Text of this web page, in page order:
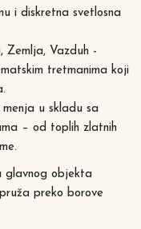
i diskretna svetlosna
Zemlja, Vazduh -
tretmanima koji
u skladu sa
– od toplih zlatnih
glavnog objekta
preko borove